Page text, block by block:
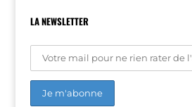
LA NEWSLETTER